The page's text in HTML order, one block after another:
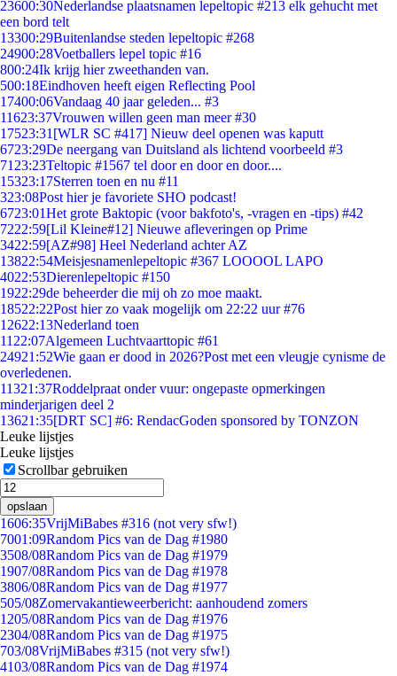
23600:30Nederlandse plaatsnamen lepeltopic #213 elk gehucht met
een bord telt
13300:29Buitenlandse steden lepeltopic #268
24900:28Voetballers lepel topic #16
800:24Ik krijg hier zweethanden van.
500:18Eindhoven heeft eigen Reflecting Pool
17400:06Vandaag 40 jaar geleden... #3
11623:37Vrouwen willen geen man meer #30
17523:31 [WLR SC #417] Nieuw deel openen was kaputt
6723:29De neergang van Duitsland als lichtend voorbeeld #3
71 23:23Teltopic #1567 tel door en door en door....
15323:17Sterren toen en nu #11
323:08Post hier je favoriete SHO podcast!
6723:01Het grote Baktopic (voor bakfoto's, -vragen en -tips) #42
7222:59[Lil Kleine#12] Nieuwe afleveringen op Prime
3422:59[AZ#98] Heel Nederland achter AZ
13822:54Meisjesnamenlepeltopic #367 LOOOOL LAPO
4022:53Dierenlepeltopic #150
1922:29de beheerder die mij oh zo moe maakt.
18522:22Post hier zo vaak mogelijk om 22:22 uur #76
12622:13Nederland toen
11 22:07Algemeen Luchtvaarttopic #61
24921:52Wie gaan er dood in 2026?Post met een vleugje cynisme de
overledenen.
11321:37Roddelpraat onder vuur: ongepaste opmerkingen
minderjarigen deel 2
13621:35[DRT SC] #6: RendacGoden sponsored by TONZON
Leuke lijstjes
Leuke lijstjes
Scrollbar gebruiken
opslaan
1606:35VrijMiBabes #316 (not very sfw!)
7001:09Random Pics van de Dag #1980
3508/08Random Pics van de Dag #1979
1907/08Random Pics van de Dag #1978
3806/08Random Pics van de Dag #1977
505/08Zomervakantieweerbericht: aanhoudend zomers
1205/08Random Pics van de Dag #1976
2304/08Random Pics van de Dag #1975
703/08VrijMiBabes #315 (not very sfw!)
4103/08Random Pics van de Dag #1974